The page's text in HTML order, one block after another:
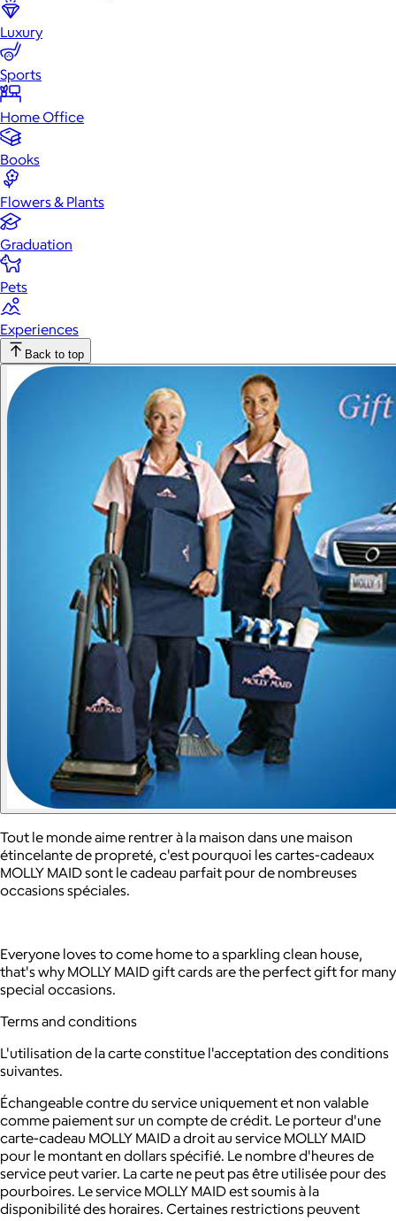
Luxury
Sports
Home Office
Books
Flowers & Plants
Graduation
Pets
Experiences
Back to top
Tout le monde aime rentrer à la maison dans une maison
étincelante de propreté, c'est pourquoi les cartes-cadeaux
MOLLY MAID sont le cadeau parfait pour de nombreuses
occasions spéciales.
Everyone loves to come home to a sparkling clean house,
that's why MOLLY MAID gift cards are the perfect gift for many
special occasions.
Terms and conditions
L'utilisation de la carte constitue l'acceptation des conditions
suivantes.
Échangeable contre du service uniquement et non valable
comme paiement sur un compte de crédit. Le porteur d'une
carte-cadeau MOLLY MAID a droit au service MOLLY MAID
pour le montant en dollars spécifié. Le nombre d'heures de
service peut varier. La carte ne peut pas être utilisée pour des
pourboires. Le service MOLLY MAID est soumis à la
disponibilité des horaires. Certaines restrictions peuvent